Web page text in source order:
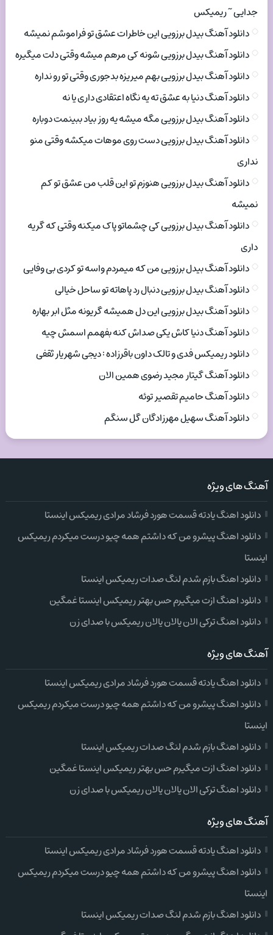
جدایی ~ ریمیکس
دانلود آهنگ بیدل برزویی این خاطرات عشق تو فراموشم نمیشه
دانلود آهنگ بیدل برزویی شونه کی مرهم میشه وقتی دلت میگیره
دانلود آهنگ بیدل برزویی بهم میریزه بدجوری وقتی تو رو نداره
دانلود آهنگ دنیا به عشق ته یه نگاه اعتقادی داری یا نه
دانلود آهنگ بیدل برزویی مگه میشه یه روز بیاد ببینمت دوباره
دانلود آهنگ بیدل برزویی دست روی موهات میکشه وقتی منو
نداری
دانلود آهنگ بیدل برزویی هنوزم تو این قلب من عشق تو کم
نمیشه
دانلود آهنگ بیدل برزویی کی چشماتو پاک میکنه وقتی که گریه
داری
دانلود آهنگ بیدل برزویی من که میمردم واسه تو کردی بی وفایی
دانلود آهنگ بیدل برزویی دنبال رد پاهاته تو ساحل خیالی
دانلود آهنگ بیدل برزویی این دل همیشه گریونه مثل ابر بهاره
دانلود آهنگ دنیا کاش یکی صداش کنه بفهمم اسمش چیه
دانلود ریمیکس فدی و تالک داون باقرزاده : دیجی شهریار ثقفی
دانلود آهنگ گیتار مجید رضوی همین الان
دانلود آهنگ حامیم تقصیر توئه
دانلود آهنگ سهیل مهرزادگان گل سنگم
آهنگ های ویژه
دانلود اهنگ یادته قسمت هورد فرشاد مرادی ریمیکس اینستا
دانلود اهنگ پیشرو من که داشتم همه چیو درست میکردم ریمیکس
اینستا
دانلود اهنگ بازم شدم لنگ صدات ریمیکس اینستا
دانلود اهنگ ازت میگیرم حس بهتر ریمیکس اینستا غمگین
دانلود اهنگ ترکی الان یالان یالان ریمیکس با صدای زن
آهنگ های ویژه
دانلود اهنگ یادته قسمت هورد فرشاد مرادی ریمیکس اینستا
دانلود اهنگ پیشرو من که داشتم همه چیو درست میکردم ریمیکس
اینستا
دانلود اهنگ بازم شدم لنگ صدات ریمیکس اینستا
دانلود اهنگ ازت میگیرم حس بهتر ریمیکس اینستا غمگین
دانلود اهنگ ترکی الان یالان یالان ریمیکس با صدای زن
آهنگ های ویژه
دانلود اهنگ یادته قسمت هورد فرشاد مرادی ریمیکس اینستا
دانلود اهنگ پیشرو من که داشتم همه چیو درست میکردم ریمیکس
اینستا
دانلود اهنگ بازم شدم لنگ صدات ریمیکس اینستا